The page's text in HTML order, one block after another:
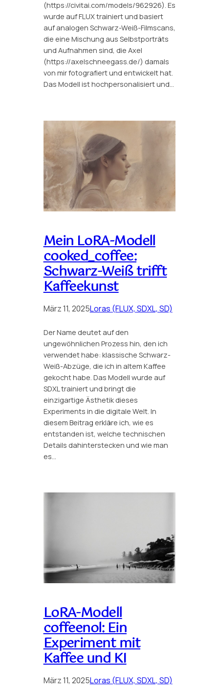
(https://civitai.com/models/962926). Es
wurde auf FLUX trainiert und basiert
auf analogen Schwarz-Weiß-Filmscans,
die eine Mischung aus Selbstporträts
und Aufnahmen sind, die Axel
(https://axelschneegass.de/) damals
von mir fotografiert und entwickelt hat.
Das Modell ist hochpersonalisiert und…
Mein LoRA-Modell
cooked_coffee:
Schwarz-Weiß trifft
Kaffeekunst
März 11, 2025Loras (FLUX, SDXL, SD)
Der Name deutet auf den
ungewöhnlichen Prozess hin, den ich
verwendet habe: klassische Schwarz-
Weiß-Abzüge, die ich in altem Kaffee
gekocht habe. Das Modell wurde auf
SDXL trainiert und bringt die
einzigartige Ästhetik dieses
Experiments in die digitale Welt. In
diesem Beitrag erkläre ich, wie es
entstanden ist, welche technischen
Details dahinterstecken und wie man
es…
LoRA-Modell
coffeenol: Ein
Experiment mit
Kaffee und KI
März 11, 2025Loras (FLUX, SDXL, SD)